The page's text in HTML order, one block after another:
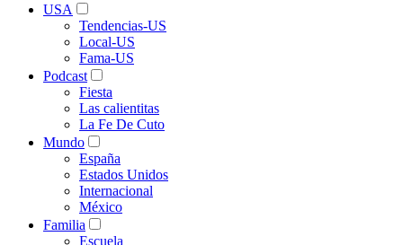
USA
Tendencias-US
Local-US
Fama-US
Podcast
Fiesta
Las calientitas
La Fe De Cuto
Mundo
España
Estados Unidos
Internacional
México
Familia
Escuela